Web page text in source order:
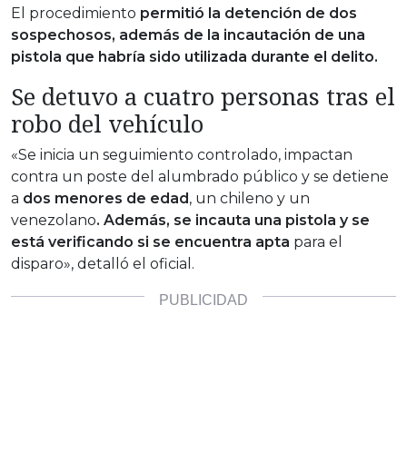
El procedimiento permitió la detención de dos
sospechosos, además de la incautación de una
pistola que habría sido utilizada durante el delito.
Se detuvo a cuatro personas tras el
robo del vehículo
«Se inicia un seguimiento controlado, impactan
contra un poste del alumbrado público y se detiene
a dos menores de edad , un chileno y un
venezolano. Además, se incauta una pistola y se
está verificando si se encuentra apta para el
disparo», detalló el oficial.